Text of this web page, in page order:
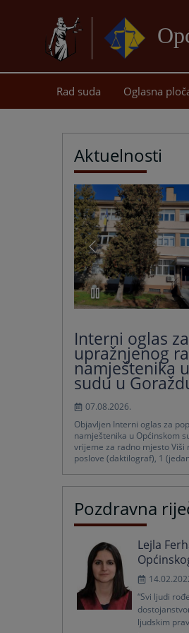
Rad suda Oglasna
Aktuelnosti
Interni oglas
upražnjenog
namještenika
sudu u
07.08.2026.
Objavljen Interni oglas za
namještenika u Općinskom
vrijeme za radno mjesto
poslove (daktilograf), 1
Pozdravna
Lejla
“Svi ljudi
ljudskim